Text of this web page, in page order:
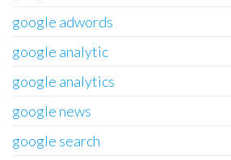
google adwords
google analytic
google analytics
google news
google search